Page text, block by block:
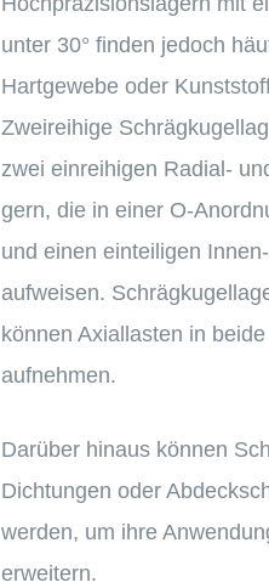
unter 30° finden jedoch
Hartge­webe oder
Zweirei­hige
zwei einrei­hi­gen Radial-
gern, die in einer
und einen eintei­li­gen
aufwei­sen.
können Axial­las­ten in
aufnehmen.
Darüber hinaus können
Dichtun­gen oder
werden, um ihre
erweitern.